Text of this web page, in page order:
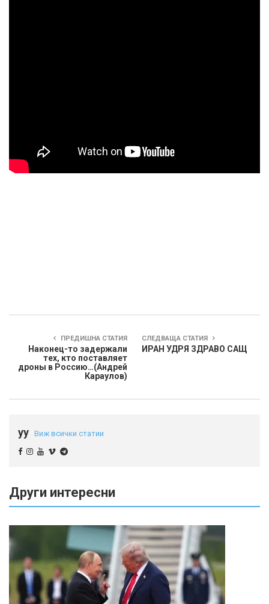
ПРЕДИШНА СТАТИЯ
Наконец-то задержали
тех, кто поставляет
дроны в Россию…(Андрей
Караулов)
СЛЕДВАЩА СТАТИЯ
ИРАН УДРЯ ЗДРАВО САЩ
yy Виж всички статии
Други интересни